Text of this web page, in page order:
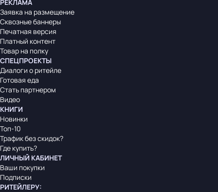
РЕКЛАМА
Заявка на размещение
Сквозные баннеры
Печатная версия
Платный контент
Товар на полку
СПЕЦПРОЕКТЫ
Диалоги о ритейле
Готовая еда
Стать партнером
Видео
КНИГИ
Новинки
Топ-10
Трафик без скидок?
Где купить?
ЛИЧНЫЙ КАБИНЕТ
Ваши покупки
Подписки
РИТЕЙЛЕРУ: